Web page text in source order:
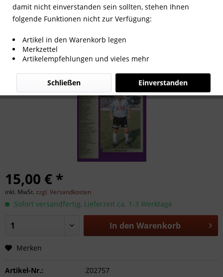
Übersicht Allgemein
15,00 € *
inkl. MwSt. zzgl. Versandkosten
Sofort versandfertig, Lieferzeit ca. 1-3 Werktage
In den Warenkorb
Merken
Artikel-Nr.:
Z02757
damit nicht einverstanden sein sollten, stehen Ihnen
folgende Funktionen nicht zur Verfügung:
Artikel in den Warenkorb legen
Merkzettel
Artikelempfehlungen und vieles mehr
Einverstanden
Schließen